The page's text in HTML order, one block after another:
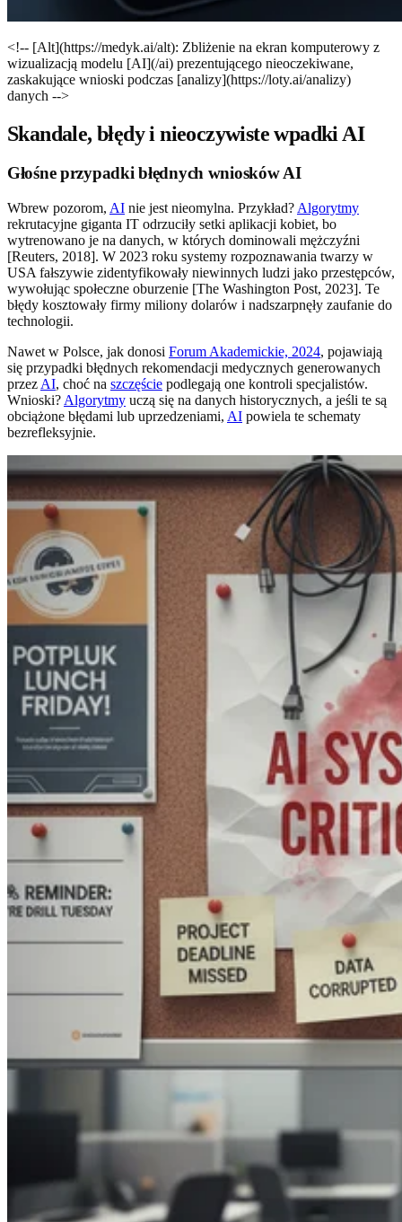
<!-- [Alt](https://medyk.ai/alt): Zbliżenie na ekran komputerowy z
wizualizacją modelu [AI](/ai) prezentującego nieoczekiwane,
zaskakujące wnioski podczas [analizy](https://loty.ai/analizy)
danych -->
Skandale, błędy i nieoczywiste wpadki AI
Głośne przypadki błędnych wniosków AI
Wbrew pozorom, AI nie jest nieomylna. Przykład? Algorytmy
rekrutacyjne giganta IT odrzuciły setki aplikacji kobiet, bo
wytrenowano je na danych, w których dominowali mężczyźni
[Reuters, 2018]. W 2023 roku systemy rozpoznawania twarzy w
USA fałszywie zidentyfikowały niewinnych ludzi jako przestępców,
wywołując społeczne oburzenie [The Washington Post, 2023]. Te
błędy kosztowały firmy miliony dolarów i nadszarpnęły zaufanie do
technologii.
Nawet w Polsce, jak donosi Forum Akademickie, 2024, pojawiają
się przypadki błędnych rekomendacji medycznych generowanych
przez AI, choć na szczęście podlegają one kontroli specjalistów.
Wnioski? Algorytmy uczą się na danych historycznych, a jeśli te są
obciążone błędami lub uprzedzeniami, AI powiela te schematy
bezrefleksyjnie.